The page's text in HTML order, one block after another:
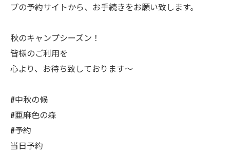
プの予約サイトから、お手続きをお願い致します。
秋のキャンプシーズン！
皆様のご利用を
心より、お待ち致しております～
#中秋の候
#亜麻色の森
#予約
当日予約